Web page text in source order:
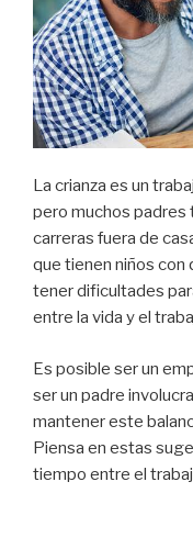
La crianza es un
pero muchos padres
carreras fuera de
que tienen niños con
tener dificultades
entre la vida y el
Es posible ser un
ser un padre
mantener este
Piensa en estas
tiempo entre el